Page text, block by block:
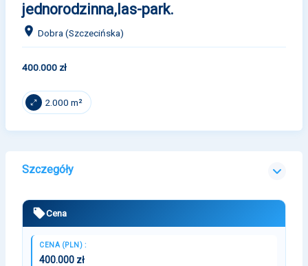
jednorodzinna,las-park.
Dobra (Szczecińska)
400.000 zł
2.000 m²
Szczegóły
Cena
CENA (PLN) :
400.000 zł